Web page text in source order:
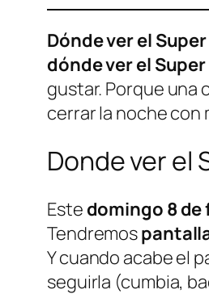
Dónde ver el
dónde ver el
gustar. Porque una
cerrar la noche con
Donde ver el
Este domingo 8 de
Tendremos
Y cuando acabe el
seguirla (cumbia,